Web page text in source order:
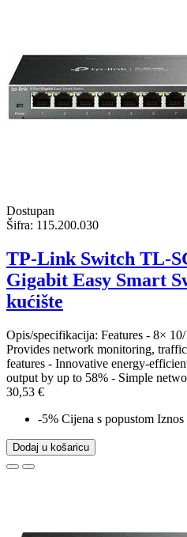
Dostupan
Šifra: 115.200.030
TP-Link Switch TL-
Gigabit Easy Smart
kućište
Opis/specifikacija: Features - 8×
Provides network monitoring,
features - Innovative energy-
output by up to 58% - Simple
30,53 €
-5% Cijena s popustom Iznos
Dodaj u košaricu